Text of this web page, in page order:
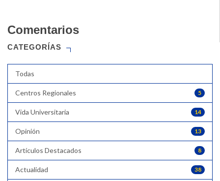
Comentarios
CATEGORÍAS
Todas
5
Centros Regionales
14
Vida Universitaria
13
Opinión
8
Artículos Destacados
38
Actualidad